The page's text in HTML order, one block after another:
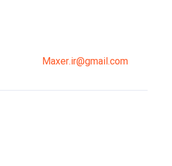
Maxer.ir@gmail.com